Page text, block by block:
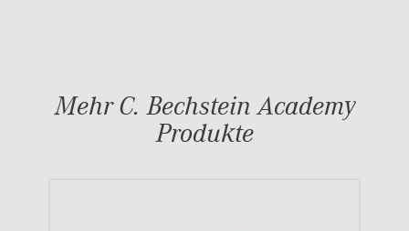
Mehr C. Bechstein Academy
Produkte